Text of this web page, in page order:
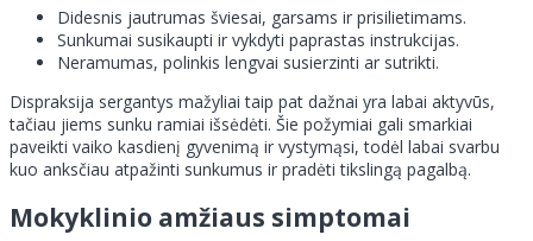
Didesnis jautrumas šviesai, garsams ir prisilietimams.
Sunkumai susikaupti ir vykdyti paprastas instrukcijas.
Neramumas, polinkis lengvai susierzinti ar sutrikti.
Dispraksija sergantys mažyliai taip pat dažnai yra labai aktyvūs,
tačiau jiems sunku ramiai išsėdėti. Šie požymiai gali smarkiai
paveikti vaiko kasdienį gyvenimą ir vystymąsi, todėl labai svarbu
kuo anksčiau atpažinti sunkumus ir pradėti tikslingą pagalbą.
Mokyklinio amžiaus simptomai